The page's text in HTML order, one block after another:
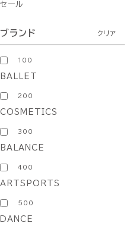
セール
ブランド クリア
100
BALLET
200
COSMETICS
300
BALANCE
400
ARTSPORTS
500
DANCE